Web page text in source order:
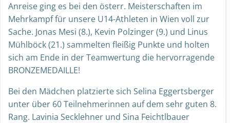
Anreise ging es bei den österr. Meisterschaften im
Mehrkampf für unsere U14-Athleten in Wien voll zur
Sache. Jonas Mesi (8.), Kevin Polzinger (9.) und Linus
Mühlböck (21.) sammelten fleißig Punkte und holten
sich am Ende in der Teamwertung die hervorragende
BRONZEMEDAILLE!
Bei den Mädchen platzierte sich Selina Eggertsberger
unter über 60 Teilnehmerinnen auf dem sehr guten 8.
Rang. Lavinia Secklehner und Sina Feichtlbauer